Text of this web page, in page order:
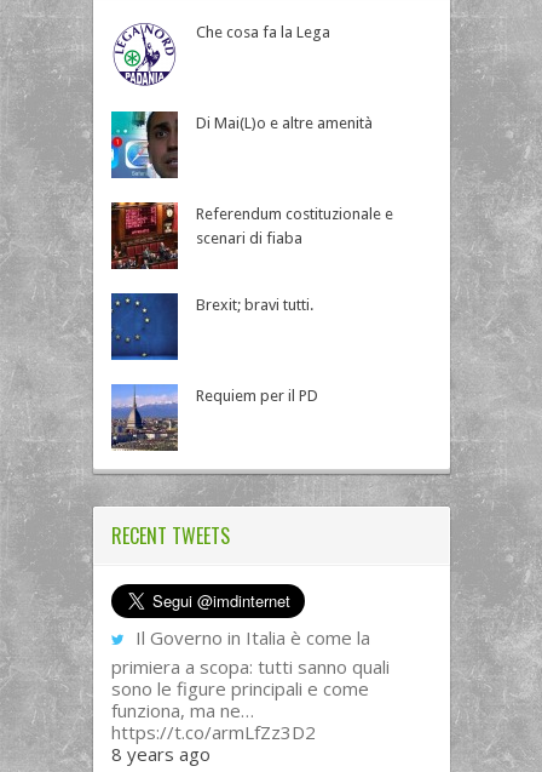
Che cosa fa la Lega
Di Mai(L)o e altre amenità
Referendum costituzionale e
scenari di fiaba
Brexit; bravi tutti.
Requiem per il PD
RECENT TWEETS
Il Governo in Italia è come la
primiera a scopa: tutti sanno quali
sono le figure principali e come
funziona, ma ne…
https://t.co/armLfZz3D2
8 years ago